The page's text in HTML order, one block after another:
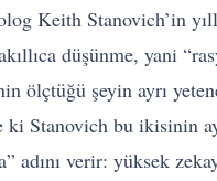
Keith Stanovich’in
düşünme, yani
ölçtüğü şeyin ayrı
ki Stanovich bu ikisinin
adını verir: yüksek